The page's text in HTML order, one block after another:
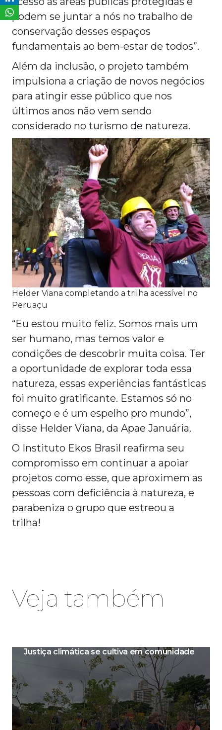
podem se juntar a nós no trabalho de
conservação desses espaços
fundamentais ao bem-estar de todos”.
Além da inclusão, o projeto também
impulsiona a criação de novos negócios
para atingir esse público que nos
últimos anos não vem sendo
considerado no turismo de natureza.
Helder Viana completando a trilha acessível no
Peruaçu
“Eu estou muito feliz. Somos mais um
ser humano, mas temos valor e
condições de descobrir muita coisa. Ter
a oportunidade de explorar toda essa
natureza, essas experiências fantásticas
foi muito gratificante. Estamos só no
começo e é um espelho pro mundo”,
disse Helder Viana, da Apae Januária.
O Instituto Ekos Brasil reafirma seu
compromisso em continuar a apoiar
projetos como esse, que aproximem as
pessoas com deficiência à natureza, e
parabeniza o grupo que estreou a
trilha!
Veja também
Justiça climática se cultiva em comunidade